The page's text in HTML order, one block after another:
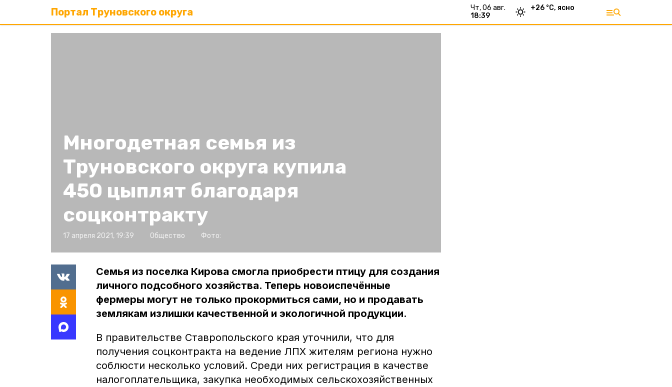
Портал Труновского округа
чт, 06 авг.
18:39
+26 °С, ясно
Многодетная семья из
Труновского округа купила
450 цыплят благодаря
соцконтракту
17 апреля 2021, 19:39 Общество Фото:
Семья из поселка Кирова смогла приобрести птицу для создания
личного подсобного хозяйства. Теперь новоиспечённые
фермеры могут не только прокормиться сами, но и продавать
землякам излишки качественной и экологичной продукции.
В правительстве Ставропольского края уточнили, что для
получения соцконтракта на ведение ЛПХ жителям региона нужно
соблюсти несколько условий. Среди них регистрация в качестве
налогоплательщика, закупка необходимых сельскохозяйственных